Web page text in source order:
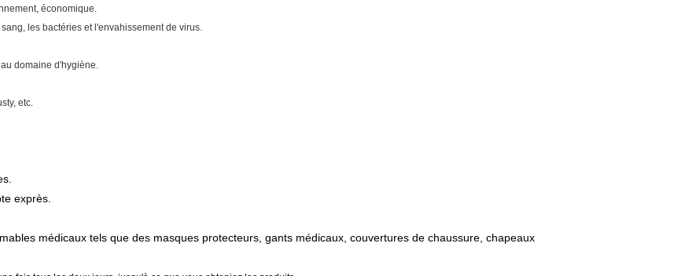
économique.
les bactéries et l'envahissement de virus.
domaine d'hygiène.
etc.
exprès.
médicaux tels que des masques protecteurs, gants médicaux, couvertures de chaussure, chapeaux